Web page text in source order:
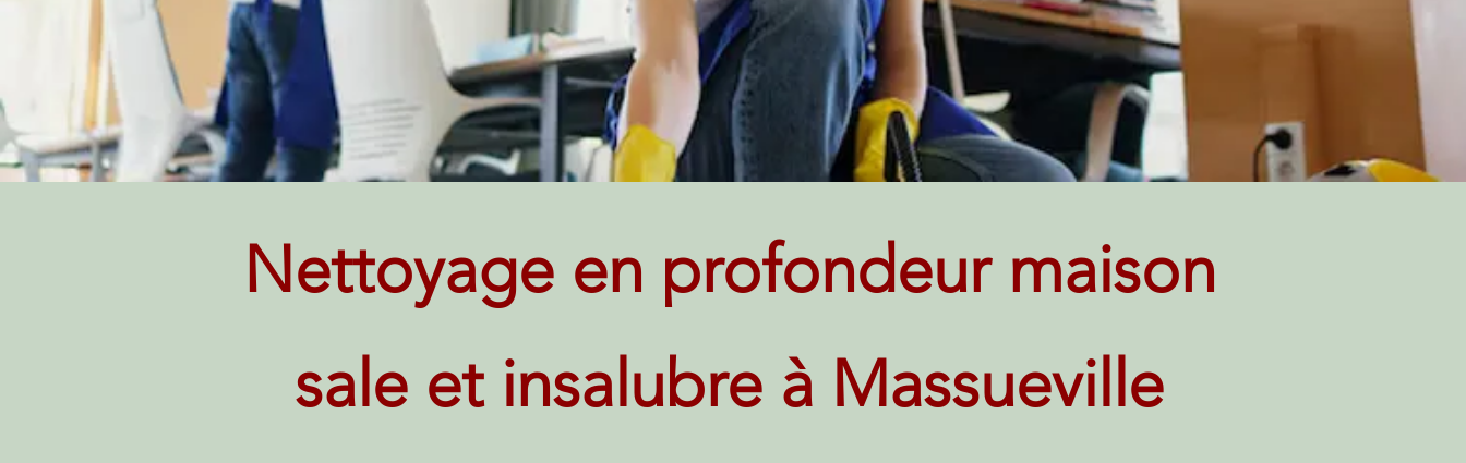
Nettoyage en profondeur maison
sale et insalubre à Massueville